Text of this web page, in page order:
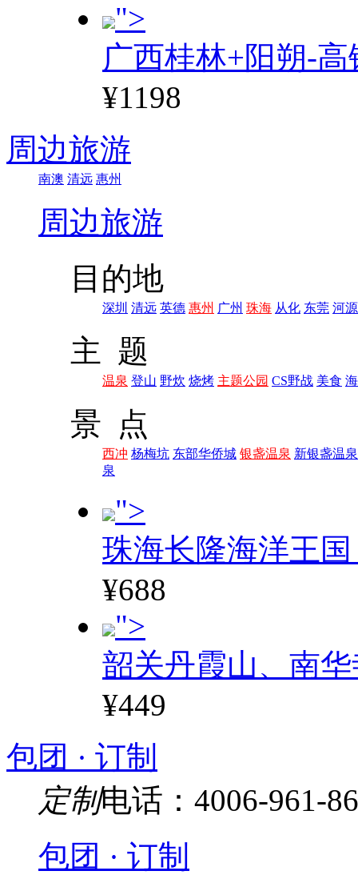
">
广西桂林+阳朔-高
¥1198
周边旅游
南澳 清远 惠州
周边旅游
目的地
深圳 清远 英德 惠州 广州 珠海 从化 东莞 河源
主 题
温泉 登山 野炊 烧烤 主题公园 CS野战 美食
景 点
西冲 杨梅坑 东部华侨城 银盏温泉 新银盏温泉
泉
">
珠海长隆海洋王
¥688
">
韶关丹霞山、南
¥449
包团 · 订制
定制电话：4006-961-
包团 · 订制